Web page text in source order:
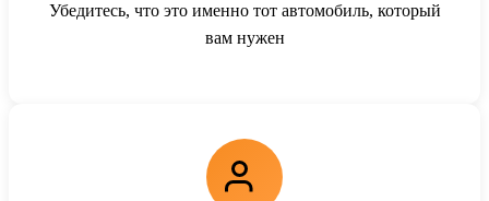
Убедитесь, что это именно тот автомобиль, который
вам нужен